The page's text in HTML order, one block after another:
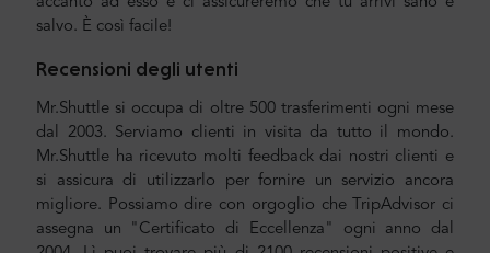
salvo. È così facile!
Recensioni degli utenti
Mr.Shuttle si occupa di oltre 500 trasferimenti ogni mese
dal 2003. Serviamo clienti in visita da tutto il mondo.
Mr.Shuttle ha ricevuto molti feedback dai nostri clienti e
si assicura di utilizzarlo per fornire un servizio ancora
migliore. Possiamo dire con orgoglio che TripAdvisor ci
assegna un "Certificato di Eccellenza" ogni anno dal